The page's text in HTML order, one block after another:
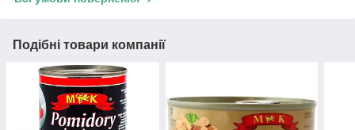
Подібні товари компанії